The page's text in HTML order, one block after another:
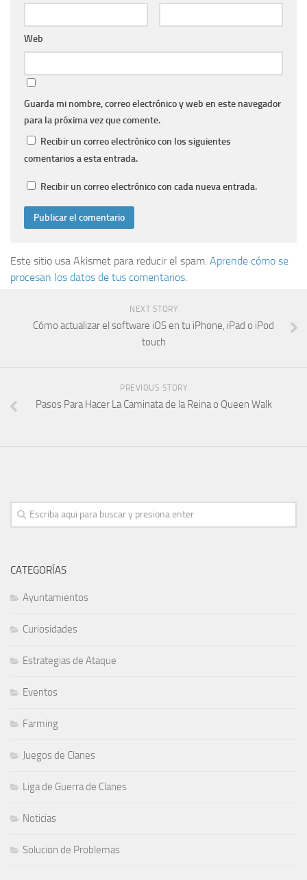
Web
Guarda mi nombre, correo electrónico y web en este navegador
para la próxima vez que comente.
Recibir un correo electrónico con los siguientes
comentarios a esta entrada.
Recibir un correo electrónico con cada nueva entrada.
Este sitio usa Akismet para reducir el spam. Aprende cómo se
procesan los datos de tus comentarios.
NEXT STORY
Cómo actualizar el software iOS en tu iPhone, iPad o iPod
touch
PREVIOUS STORY
Pasos Para Hacer La Caminata de la Reina o Queen Walk
CATEGORÍAS
Ayuntamientos
Curiosidades
Estrategias de Ataque
Eventos
Farming
Juegos de Clanes
Liga de Guerra de Clanes
Noticias
Solucion de Problemas